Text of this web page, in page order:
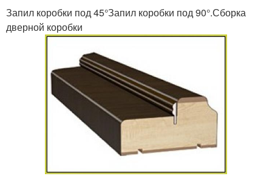
Запил коробки под 45°Запил коробки под 90°.Сборка
дверной коробки